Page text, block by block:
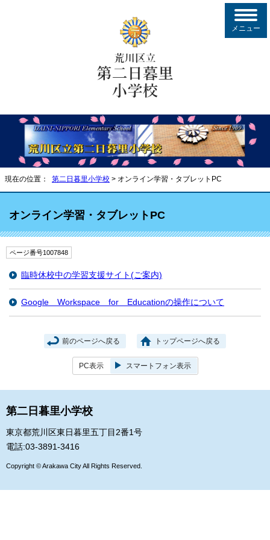
メニュー
現在の位置： 第二日暮里小学校 > オンライン学習・タブレットPC
オンライン学習・タブレットPC
ページ番号1007848
臨時休校中の学習支援サイト(ご案内)
Google Workspace for Educationの操作について
前のページへ戻る トップページへ戻る
PC表示 スマートフォン表示
第二日暮里小学校
東京都荒川区東日暮里五丁目2番1号
電話:03-3891-3416
Copyright © Arakawa City All Rights Reserved.